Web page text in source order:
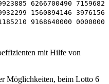
6266700490
1560894146
9168640000
mit Hilfe von
Möglichkeiten, beim Lotto 6